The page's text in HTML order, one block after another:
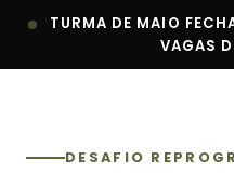
TURMA DE MAIO
VAGAS
DESAFIO